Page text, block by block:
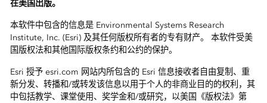
在美国出版。
本软件中包含的信息是 Environmental Systems Research
Institute, Inc. (Esri) 及其任何版权所有者的专有财产。 本软件受美
国版权法和其他国际版权条约和公约的保护。
Esri 授予 esri.com 网站内所包含的 Esri 信息接收者自由复制、重
新分发、转播和/或转发该信息以用于个人的非商业目的的权利，其
中包括教学、课堂使用、奖学金和/或研究，以美国《版权法》第